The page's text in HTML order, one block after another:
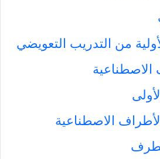
من التدريب التعويضي
الاصطناعية
الاصطناعية